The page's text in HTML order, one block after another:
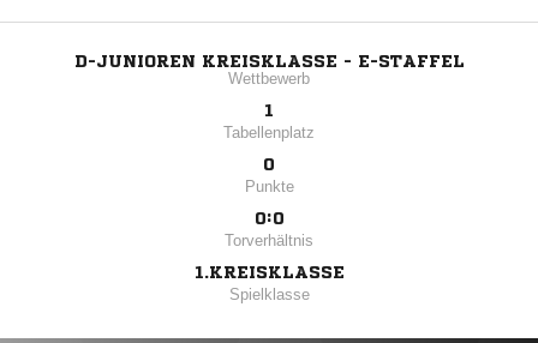
D-JUNIOREN KREISKLASSE - E-STAFFEL
Wettbewerb
1
Tabellenplatz
0
Punkte
0:0
Torverhältnis
1.KREISKLASSE
Spielklasse